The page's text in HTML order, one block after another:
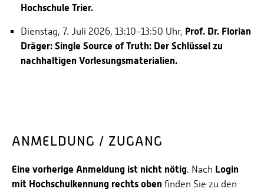
Hochschule Trier.
Dienstag, 7. Juli 2026, 13:10-13:50 Uhr, Prof. Dr. Florian
Dräger: Single Source of Truth: Der Schlüssel zu
nachhaltigen Vorlesungsmaterialien.
ANMELDUNG / ZUGANG
Eine vorherige Anmeldung ist nicht nötig. Nach Login
mit Hochschulkennung rechts oben finden Sie zu den